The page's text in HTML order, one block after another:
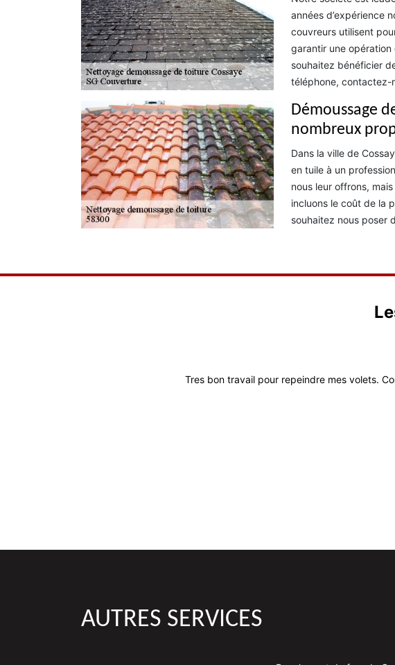
années d’expérience
couvreurs utilisent
garantir une
souhaitez bénéficier
téléphone, contactez-
Démoussage
nombreux
Dans la ville de
en tuile à un
nous leur offrons,
incluons le coût de la
souhaitez nous poser
Tres bon travail pour repeindre mes volets.
AUTRES SERVICES